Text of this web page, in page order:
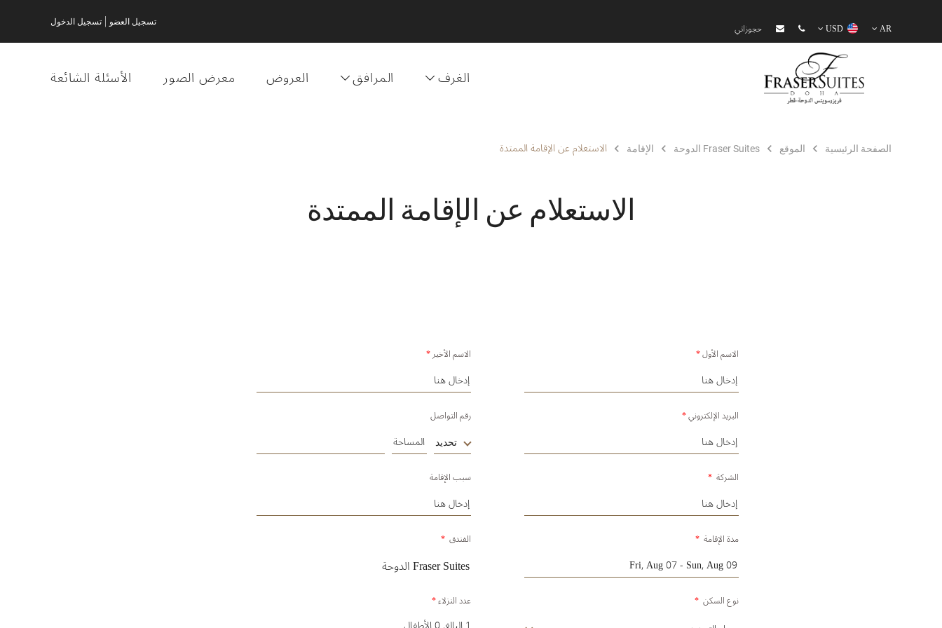
AR
USD حجوزاتي تسجيل العضو تسجيل الدخول
الغرف المرافق العروض معرض الصور الأسئلة الشائعة
الصفحة الرئيسية الموقع Fraser Suites الدوحة الإقامة الاستعلام عن الإقامة الممتدة
الاستعلام عن الإقامة الممتدة
الاسم الأول* الاسم الأخير*
البريد الإلكتروني* رقم التواصل
تحديد
الشركة * سبب الإقامة
مدة الإقامة * الفندق *
نوع السكن * عدد النزلاء*